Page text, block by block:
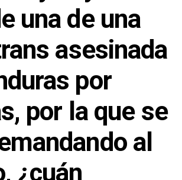
una de una
asesinada
por
por la que se
al
¿cuán